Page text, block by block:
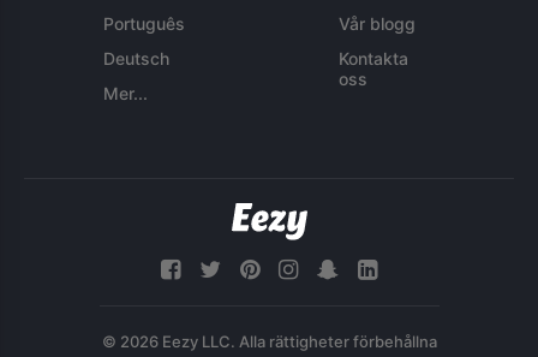
Português
Deutsch
Mer...
Vår blogg
Kontakta
oss
© 2026 Eezy LLC. Alla rättigheter förbehållna